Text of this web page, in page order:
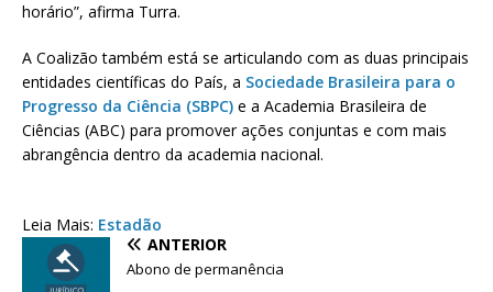
horário”, afirma Turra.
A Coalizão também está se articulando com as duas principais
entidades científicas do País, a Sociedade Brasileira para o
Progresso da Ciência (SBPC) e a Academia Brasileira de
Ciências (ABC) para promover ações conjuntas e com mais
abrangência dentro da academia nacional.
Leia Mais: Estadão
ANTERIOR
Abono de permanência